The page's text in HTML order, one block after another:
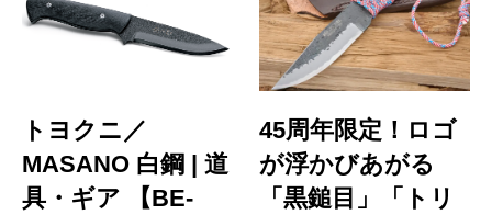
トヨクニ／
MASANO 白鋼 | 道
具・ギア 【BE-
45周年限定！ロゴ
が浮かびあがる
「黒鎚目」「トリ